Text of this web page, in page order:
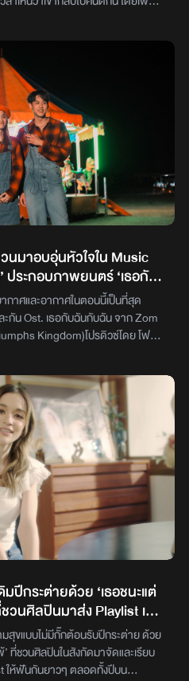
ง พี่ใหม่ Powerpuff GAY, ยายป๋อม
ะทุกคนที่ไม่ได้เอ่ยชื่อคือเยอะมาก ทุก
ตดนตรีก็คือสุด วิ่งสุดอะไรสุด ส่วน
หนูเรียนจบละไง แบบว่าวัยรุ่นก็เริ่มจะ
าผู้มีประสบการณ์ ซึ่งก็คือแม่ฮายนั่น
น ก็ขอฝากเพลง HEY HEY ด้วยนะคะ
เทศกาลความรื่นเริง ใครอยากเอาไป
ฮ้านอะไร เอาไปเลยค่ะ เต้นลง
ฝาก HEY HEY ไว้ในอ้อมอกอ้อมใจ
ถรับชมมิวสิกวิดีโอเพลง ‘HEY HEY’
ล้ววันนี้ทาง YouTube : YUPP! และ
พ : YUPP!
หากับหนุ่มคนรักให้ โบกี้ไลอ้อน ฟัง
สุดท้ายก็หวั่นไหวใจอ่อน หวนกลับไปอยู่
คำปรึกษาก็เลยกลายเป็น ‘ไอ้โบ้’
ดดเด่นด้วยเทคนิคการร้องที่เล่าเรื่อง
กกับพลังเสียงของ โบกี้ไลอ้อน แบบ
งโหยหวนเมื่อต้องกลายร่างเป็นไอ้โบ้
กลิ่นอายซิตี้ป๊อปก็ยิ่งน่าฟัง กลายเป็น
BUM (แบบ เบิ้ม เบิ้ม) ที่หลายคน
ปแบบการ์ตูนตาหวานสีฉูดฉาด
ฏกายในหลากหลายลุคแบบคาดไม่ถึง
มารับบทเจ้าชายที่หล่อในระดับโหด
มกว่า 1.3 ล้านคนอย่าง
ด้วย“เบิ้บเบิ้ลจ๋า ฝากเอ็มวีตัวใหม่
พลงนี้ก็อยู่ในอัลบั้ม BABB BUM
เจอริง ต้องขอบคุณพี่โบมากๆ ที่ตอบ
กร้องที่เต็มไปด้วยคุณภาพจริงๆ ค่ะ
ของพี่โบด้วยนะ จริงๆ เพลงนี้หลาย
ากเหลือเกิน แต่พอผู้มาง้อขอคืนดี
อ้เราก็กลายเป็นหมา เป็นไอ้โบ้เลยสิ!
ๆ หนุกอะไรเบอร์นี้ มีความเป็น
เก่งมากจริงๆ ค่ะ แล้วได้แต่งตัว
! รวมถึงมีคุณอองรีจากวง PROXIE
มารับบทคู่พระนางอีก อยาก
พาโบ้ ได้ที่ช่อง YouTube: MILLI
Music Video เพลง บอยพาโบ้ (Boy
ได้บน YouTube ช่อง MILLI
Music Streamingภาพ : YUPP!
นมาอบอุ่นหัวใจใน Music
ประกอบภาพยนตร์ ‘เธอกับ
กาศและอากาศในตอนนี้เป็นที่สุด
กัน Ost. เธอกับฉันกับฉัน จาก Zom
จสุดๆ โดยนำพา 2 ศิลปิน ส้ม มารี
รพนม เพื่อย้อนเวลากลับไปในยุค
งข้างทาง และที่ทำเอา บิวกิ้น ปลื้มใจ
ธารณะ และได้ร้องเพลงตอนที่
สีเป็นวนิลาสกาย แถมทั้ง ส้ม มารี และ
มือนกำลังเพลิดเพลินอยู่ในงานวัดส้ม
ด้มาร้องเพลงประกอบภาพยนตร์ เธอ
ร์ชวนส้มมาร้องเพลงนี้กับบิวกิ้นบอก
งเพลงกันและกัน เป็นเพลงที่หลายๆ
ล้ว อยากให้มาฟังในเวอร์ชันนี้และนึกถึง
ไปด้วยกันนะคะตอนนี้ เพลงกันและกัน
ได้ทุกสตรีมมิ่งแพลตฟอร์มแล้วค่ะ
ใจให้พวกเราด้วยนะคะ”บิวกิ้น เล่าให้
รับ แฮปปี้มากครับ ที่พี่โต้งมาชวนร้อง
ใจที่พี่ๆ ยังนึกถึงเรา ทุกครั้งที่ได้
สุข เอนจอยมากๆ ครับ ที่สำคัญเพลง
Kingdom ที่ผมชอบอยู่แล้ว ยิ่ง
ร้องเพลงเวอร์ชันนี้ เลยรู้สึกพิเศษ
ปีกระต่ายด้วย ‘เธอชนะแต่
วนศิลปินมาส่ง Playlist เพื่อ
าหรือสุข
สุขแบบไม่มีกั๊กต้อนรับปีกระต่าย ด้วย
’ ที่ชวนศิลปินในสังกัดมาจัดและเรียบ
ให้ฟันกันยาวๆ ตลอดทั้งปีบน